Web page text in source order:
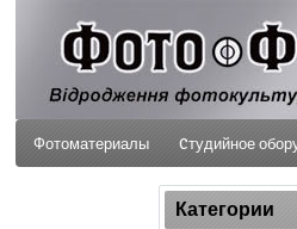
Фотоматериалы Cтудийное
Категории